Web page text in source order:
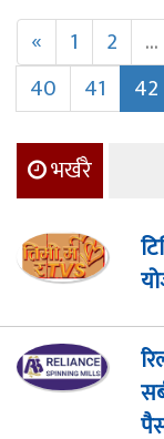
«
1 2 ...
40
41 42
भर्खरै